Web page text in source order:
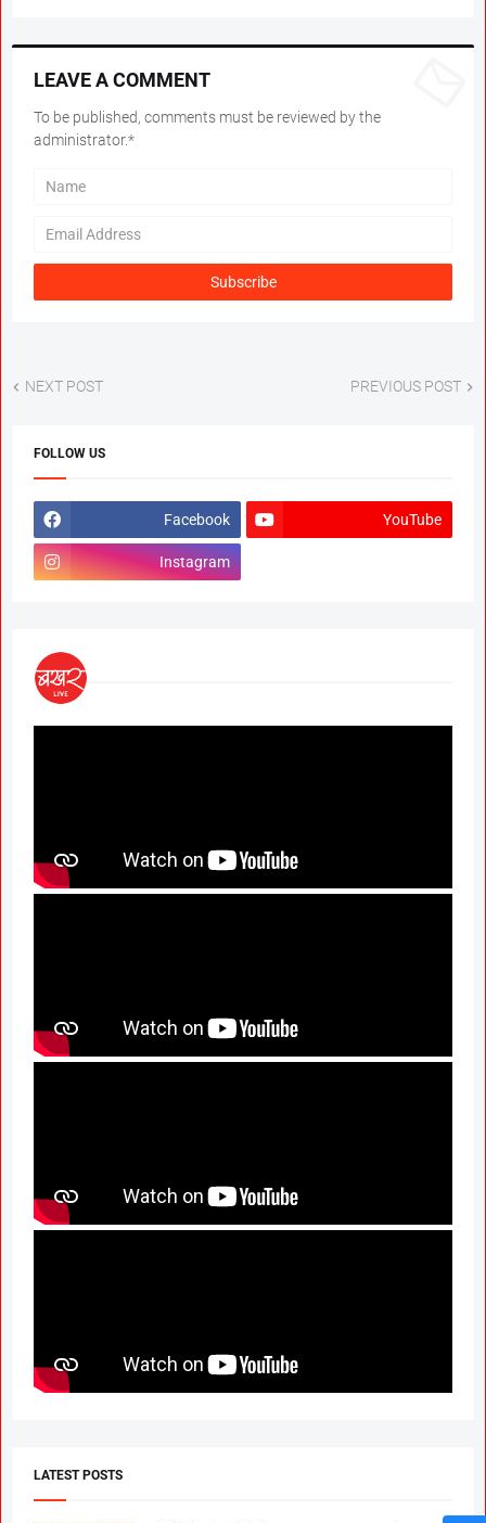
LEAVE A COMMENT
To be published, comments must be reviewed by the
administrator.*
NEXT POST PREVIOUS POST
FOLLOW US
Facebook YouTube
Instagram
LATEST POSTS